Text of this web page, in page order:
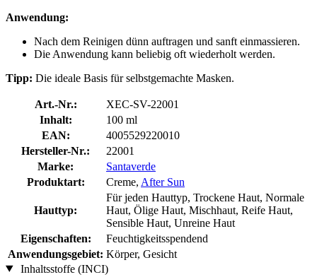
Anwendung:
Nach dem Reinigen dünn auftragen und sanft einmassieren.
Die Anwendung kann beliebig oft wiederholt werden.
Tipp: Die ideale Basis für selbstgemachte Masken.
Art.-Nr.:
XEC-SV-22001
Inhalt:
100 ml
EAN:
4005529220010
Hersteller-Nr.:
22001
Marke:
Santaverde
Produktart:
Creme, After Sun
Hauttyp:
Für jeden Hauttyp, Trockene Haut, Normale
Haut, Ölige Haut, Mischhaut, Reife Haut,
Sensible Haut, Unreine Haut
Eigenschaften:
Feuchtigkeitsspendend
Anwendungsgebiet: Körper, Gesicht
Inhaltsstoffe (INCI)